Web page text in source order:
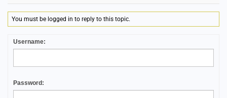
You must be logged in to reply to this topic.
Username:
Password: